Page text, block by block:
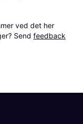
ved det her
Send feedback